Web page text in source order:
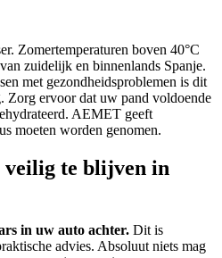
Zomertemperaturen boven 40°C
zuidelijk en binnenlands Spanje.
met gezondheidsproblemen is dit
Zorg ervoor dat uw pand voldoende
AEMET geeft
moeten worden genomen.
veilig te blijven in
in uw auto achter. Dit is
advies. Absoluut niets mag